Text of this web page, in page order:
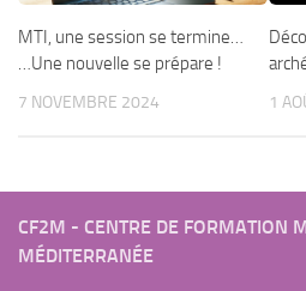
MTI, une session se termine…
…Une nouvelle se prépare !
7 NOVEMBRE 2024 1
CF2M - CENTRE DE FORMATION
MÉDITERRANÉE